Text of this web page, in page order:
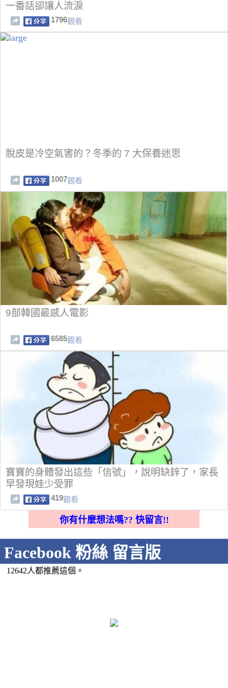
一番話卻讓人流淚
1796觀看
脫皮是冷空氣害的？冬季的 7 大保養迷思
1007觀看
9部韓國最感人電影
6585觀看
寶寶的身體發出這些「信號」，說明缺鋅了，家長
早發現娃少受罪
419觀看
你有什麼想法嗎?? 快留言!!
Facebook 粉絲 留言版
12642人都推薦這個。